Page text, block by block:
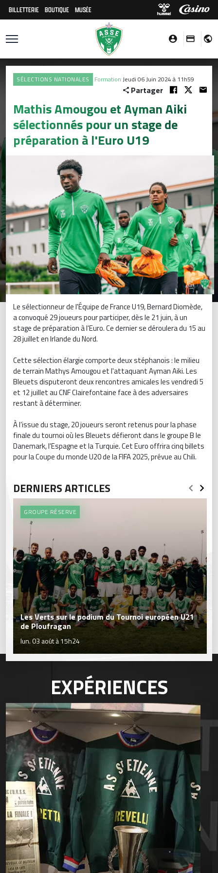
BILLETTERIE BOUTIQUE MUSÉE
SÉLECTIONS NATIONALES Formation Jeudi 06 Juin 2024 à 11h59
Partager
Mathis Amougou et Ayman Aiki
sélectionnés pour un stage de
préparation à l'Euro U19
Le sélectionneur de l'Équipe de France U19, Bernard Diomède,
a convoqué 29 joueurs pour participer, dès le 21 juin, à un
stage de préparation à l'Euro. Ce dernier se déroulera du 15 au
28 juillet en Irlande du Nord.
Cette sélection élargie comporte deux stéphanois : le milieu
de terrain Mathys Amougou et l'attaquant Ayman Aiki. Les
Bleuets disputeront deux rencontres amicales les vendredi 5
et 12 juillet au CNF Clairefontaine face à des adversaires
restant à déterminer.
À l’issue du stage, 20 joueurs seront retenus pour la phase
finale du tournoi où les Bleuets défieront dans le groupe B le
Danemark, l'Espagne et la Turquie. Cet Euro offrira cinq billets
pour la Coupe du monde U20 de la FIFA 2025, prévue au Chili.
DERNIERS ARTICLES
GROUPE RÉSERVE
Les Verts sur le podium du Tournoi européen U21
de Ploufragan
lun. 03 août à 15h24
EXPÉRIENCES